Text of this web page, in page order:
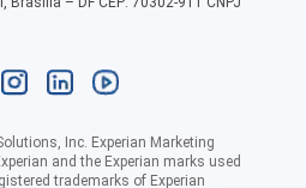
Inc. Experian Marketing
and the Experian marks used
trademarks of Experian